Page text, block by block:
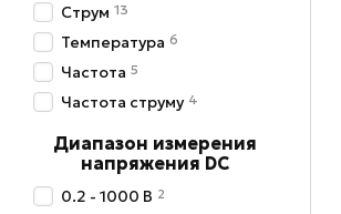
Струм 13
Температура 6
Частота 5
Частота струму 4
Диапазон измерения
напряжения DC
0.2 - 1000 В 2